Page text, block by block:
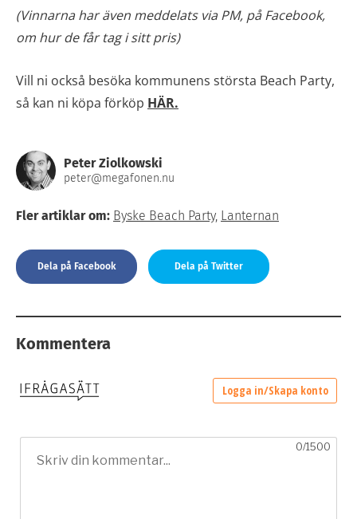
(Vinnarna har även meddelats via PM, på Facebook,
om hur de får tag i sitt pris)
Vill ni också besöka kommunens största Beach Party,
så kan ni köpa förköp HÄR.
Peter Ziolkowski
peter@megafonen.nu
Fler artiklar om: Byske Beach Party, Lanternan
Dela på Facebook Dela på Twitter
Kommentera